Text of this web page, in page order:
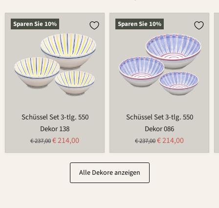
Sparen Sie 10%
Schüssel
Set
Schüssel Set 3-tlg. 550
Dekor 138
Ursprünglicher
€ 237,00Aktueller
Preis
€ 214,00
Sparen Sie 10%
Schüssel
Set
Schüssel Set 3-tlg. 550
Dekor 086
Ursprünglicher
€ 237,00Aktueller
Preis
€ 214,00
Alle Dekore anzeigen